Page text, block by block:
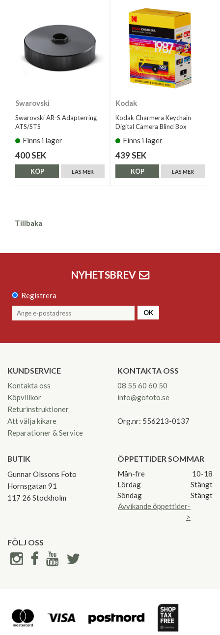
Swarovski
Swarovski AR-S Adapterring
ATS/STS
Finns i lager
400 SEK
LÄS MER
KÖP
Kodak
Kodak Charmera Keychain
Digital Camera Blind Box
Finns i lager
439 SEK
LÄS MER
KÖP
Tillbaka
NYHETSBREV
Registrera
OK
KUNDSERVICE
Kontakta oss
Köpvillkor
Returinstruktioner
Att välja kikare
Reparationer & Service
KONTAKTA OSS
08 55 60 60 50
info@gofoto.se
Org.nr: 556213-0137
BUTIK
Gunnar Olssons Foto
Hornsgatan 91
117 26 Stockholm
ÖPPETTIDER SOMMAR
Mån-fre
10-18
Lördag
Stängt
Söndag
Stängt
Avvikande öppettider-
>
FÖLJ OSS